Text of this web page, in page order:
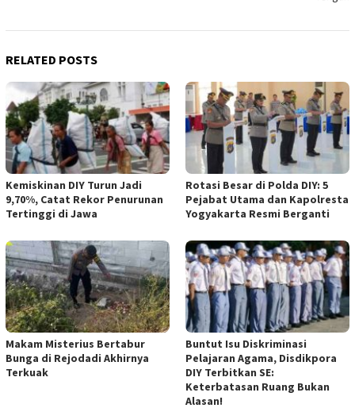
RELATED POSTS
Kemiskinan DIY Turun Jadi
9,70%, Catat Rekor Penurunan
Tertinggi di Jawa
Rotasi Besar di Polda DIY: 5
Pejabat Utama dan Kapolresta
Yogyakarta Resmi Berganti
Makam Misterius Bertabur
Bunga di Rejodadi Akhirnya
Terkuak
Buntut Isu Diskriminasi
Pelajaran Agama, Disdikpora
DIY Terbitkan SE:
Keterbatasan Ruang Bukan
Alasan!